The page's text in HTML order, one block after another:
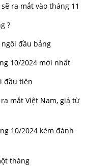
ra mắt vào tháng 11
?
đầu bảng
10/2024 mới nhất
đầu tiên
mắt Việt Nam, giá từ
10/2024 kèm đánh
tháng